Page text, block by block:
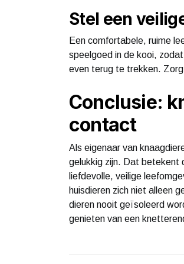
Stel een
Een comfortabele, ruime
speelgoed in de kooi,
even terug te trekken.
Conclusie:
contact
Als eigenaar van
gelukkig zijn. Dat betekent
liefdevolle, veilige
huisdieren zich niet alleen
dieren nooit geïsoleerd
genieten van een